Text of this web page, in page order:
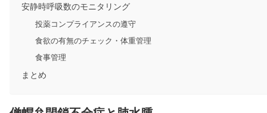
安静時呼吸数のモニタリング
投薬コンプライアンスの遵守
食欲の有無のチェック・体重管理
食事管理
まとめ